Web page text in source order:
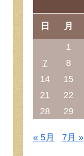
日 月
1
7
8
14
15
21
22
28
29
« 5月 7月 »